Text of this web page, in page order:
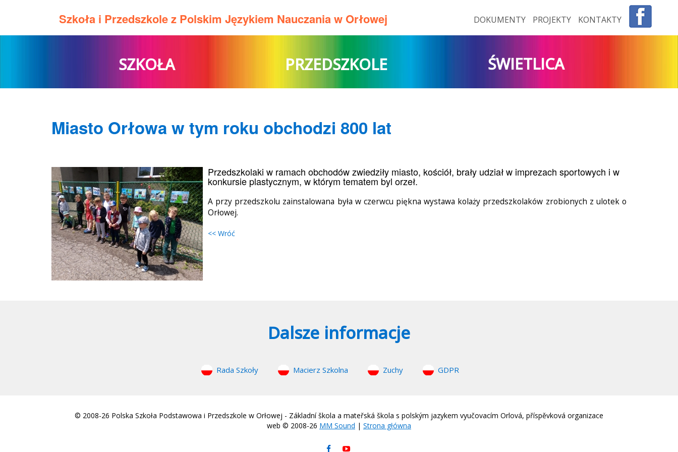
Szkoła i Przedszkole z Polskim Językiem Nauczania w Orłowej DOKUMENTY PROJEKTY KONTAKTY
SZKOŁA PRZEDSZKOLE ŚWIETLICA
Miasto Orłowa w tym roku obchodzi 800 lat
Przedszkolaki w ramach obchodów zwiedziły miasto, kościół, brały udział w imprezach sportowych i w
konkursie plastycznym, w którym tematem byl orzeł.
A przy przedszkolu zainstalowana była w czerwcu piękna wystawa kolaży przedszkolaków zrobionych z ulotek o
Orłowej.
<< Wróć
Dalsze informacje
Rada Szkoły Macierz Szkolna Zuchy GDPR
© 2008-26 Polska Szkoła Podstawowa i Przedszkole w Orłowej - Základní škola a mateřská škola s polským jazykem vyučovacím Orlová, příspěvková organizace
web © 2008-26 MM Sound | Strona główna